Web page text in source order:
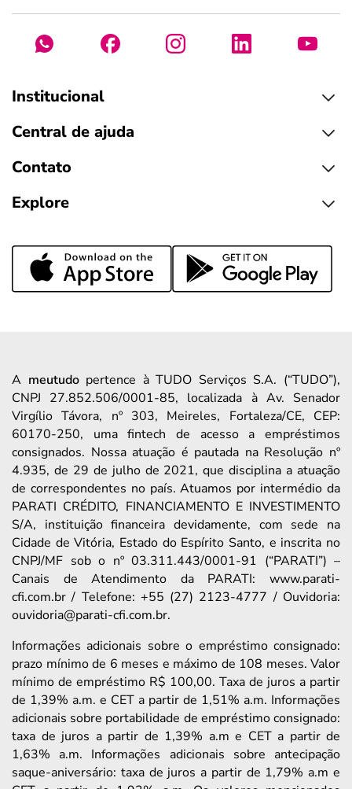
Institucional
Central de ajuda
Contato
Explore
A meutudopertence à TUDO Serviços S.A. (“TUDO”),
CNPJ 27.852.506/0001-85, localizada à Av. Senador
Virgílio Távora, nº 303, Meireles, Fortaleza/CE, CEP:
60170-250, uma fintech de acesso a empréstimos
consignados. Nossa atuação é pautada na Resolução nº
4.935, de 29 de julho de 2021, que disciplina a atuação
de correspondentes no país. Atuamos por intermédio da
PARATI CRÉDITO, FINANCIAMENTO E INVESTIMENTO
S/A, instituição financeira devidamente, com sede na
Cidade de Vitória, Estado do Espírito Santo, e inscrita no
CNPJ/MF sob o nº 03.311.443/0001-91 (“PARATI”) –
Canais de Atendimento da PARATI: www.parati-
cfi.com.br / Telefone: +55 (27) 2123-4777 / Ouvidoria:
ouvidoria@parati-cfi.com.br.
Informações adicionais sobre o empréstimo consignado:
prazo mínimo de 6 meses e máximo de 108 meses. Valor
mínimo de empréstimo R$ 100,00. Taxa de juros a partir
de 1,39% a.m. e CET a partir de 1,51% a.m. Informações
adicionais sobre portabilidade de empréstimo consignado:
taxa de juros a partir de 1,39% a.m e CET a partir de
1,63% a.m. Informações adicionais sobre antecipação
saque-aniversário: taxa de juros a partir de 1,79% a.m e